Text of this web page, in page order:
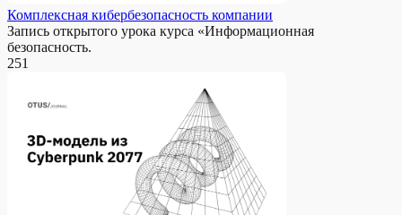
Комплексная кибербезопасность компании
Запись открытого урока курса «Информационная
безопасность.
251